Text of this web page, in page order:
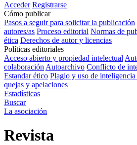
Acceder Registrarse
Cómo publicar
Pasos a seguir para solicitar la publicación
autores/as Proceso editorial Normas de
ética Derechos de autor y licencias
Políticas editoriales
Acceso abierto y propiedad intelectual
colaboración Autoarchivo Conflicto de
Estandar ético Plagio y uso de
quejas y apelaciones
Estadísticas
Buscar
La asociación
Revista